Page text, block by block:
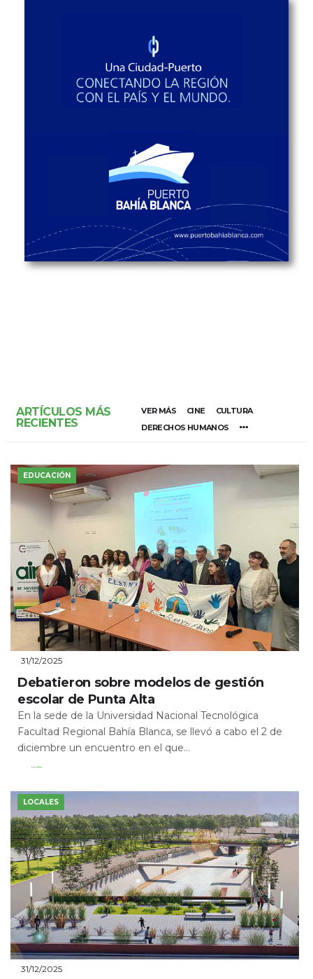
ARTÍCULOS MÁS
RECIENTES
VER MÁS CINE
CULTURA
DERECHOS HUMANOS
EDUCACIÓN
31/12/2025
Debatieron sobre modelos de gestión
escolar de Punta Alta
En la sede de la Universidad Nacional Tecnológica
Facultad Regional Bahía Blanca, se llevó a cabo el 2 de
diciembre un encuentro en el que...
Leer Más
LOCALES
31/12/2025